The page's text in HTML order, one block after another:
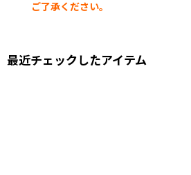
ご了承ください。
最近チェックしたアイテム